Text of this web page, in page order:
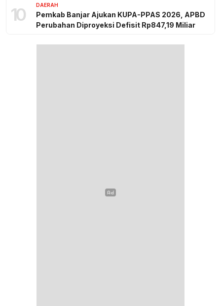
10 DAERAH
Pemkab Banjar Ajukan KUPA-PPAS 2026, APBD
Perubahan Diproyeksi Defisit Rp847,19 Miliar